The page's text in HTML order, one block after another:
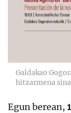
Galdakao
hitzarmena
Egun berean,